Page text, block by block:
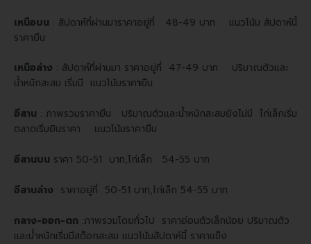
เหนือบน : สัปดาห์ที่ผ่านมาราคาอยู่ที่ 48-49 บาท แนวโน้ม สัปดาห์นี้
ราคายืน
เหนือล่าง : สัปดาห์ที่ผ่านมา ราคาอยู่ที่ 47-49 บาท ปริมาณตัวและ
น้ำหนักสะสม เริ่มมี แนวโน้มราคายืน
อีสาน : ภาพรวมราคายืน ปริมาณตัวและน้ำหนักสะสมยังไม่มี ไก่เล็กเริ่ม
ตลาดเริ่มยินราคา แนวโน้มราคายืน
อีสานบน ราคา 50-51 บาท,ไก่เล็ก 54-55 บาท
อีสานล่าง ราคาอยู่ที่ 50-51 บาท,ไก่เล็ก 54-55 บาท
กลาง-ออก-ตก :ภาพรวมโดยทั่วไป ราคาอ่อนตัวเล็กน้อย ปริมาณตัว
และน้ำหนักเริ่มมีสต็อกสะสม แนวโน้มสัปดาห์นี้ ราคาแข็ง